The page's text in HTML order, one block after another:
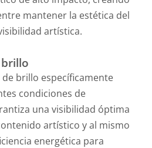
mantener la estética del
artística.
brillo
brillo específicamente
condiciones de
una visibilidad óptima
artístico y al mismo
energética para